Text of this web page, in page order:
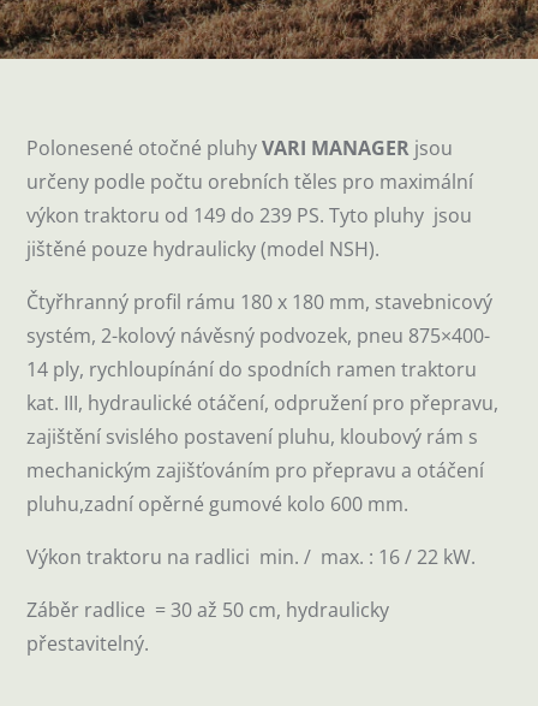
Polonesené otočné pluhyVARI MANAGER jsou
určeny podle počtu orebních těles pro maximální
výkon traktoru od 149 do 239 PS. Tyto pluhy jsou
jištěné pouze hydraulicky (model NSH).
Čtyřhranný profil rámu 180 x 180 mm, stavebnicový
systém, 2-kolový návěsný podvozek, pneu 875×400-
14 ply, rychloupínání do spodních ramen traktoru
kat. III, hydraulické otáčení, odpružení pro přepravu,
zajištění svislého postavení pluhu, kloubový rám s
mechanickým zajišťováním pro přepravu a otáčení
pluhu,zadní opěrné gumové kolo 600 mm.
Výkon traktoru na radlici min. / max. : 16 / 22 kW.
Záběr radlice = 30 až 50 cm, hydraulicky
přestavitelný.